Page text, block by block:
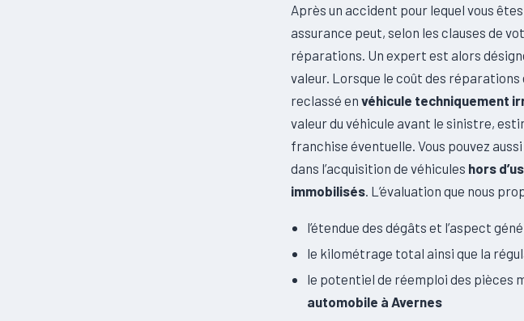
Après un accident pour lequel vous
assurance peut, selon les clauses de
réparations. Un expert est alors
valeur. Lorsque le coût des
reclassé en véhicule techniquement
valeur du véhicule avant le sinistre,
franchise éventuelle. Vous pouvez
dans l’acquisition de véhicules hors
immobilisés . L’évaluation que nous
l’étendue des dégâts et l’aspect
le kilométrage total ainsi que la
le potentiel de réemploi des pièces
automobile à Avernes